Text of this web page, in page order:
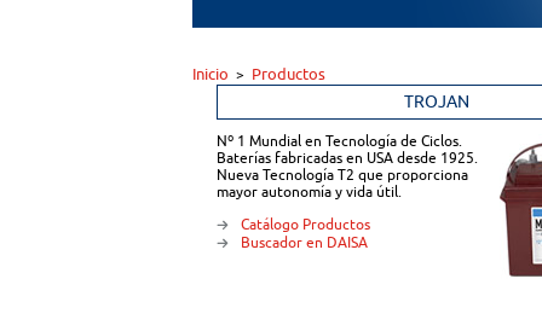
Inicio > Productos
TROJAN
Nº 1 Mundial en Tecnología de Ciclos.
Baterías fabricadas en USA desde 1925.
Nueva Tecnología T2 que proporciona
mayor autonomía y vida útil.
Catálogo Productos
Buscador en DAISA